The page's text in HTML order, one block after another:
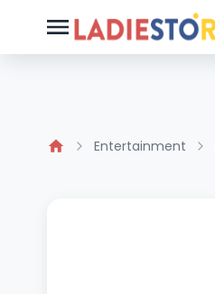
Entertainment